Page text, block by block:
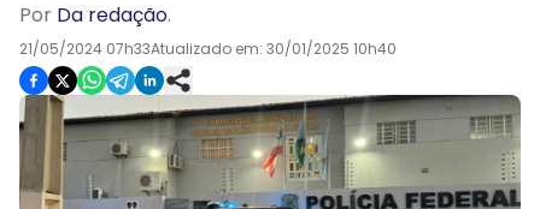
Por Da redação.
21/05/2024 07h33Atualizado em: 30/01/2025 10h40